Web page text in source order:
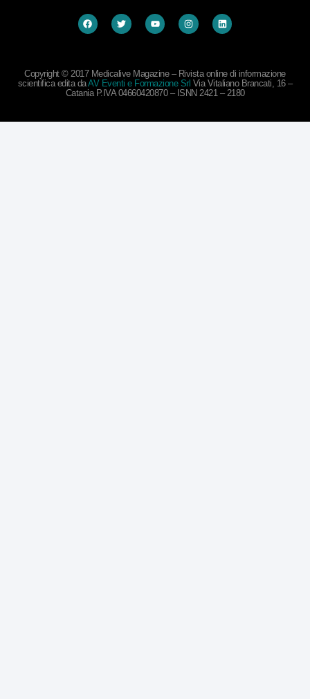
Copyright © 2017 Medicalive Magazine – Rivista online di informazione
scientifica edita daAV Eventi e Formazione Srl Via Vitaliano Brancati, 16 –
Catania P.IVA 04660420870 – ISNN 2421 – 2180